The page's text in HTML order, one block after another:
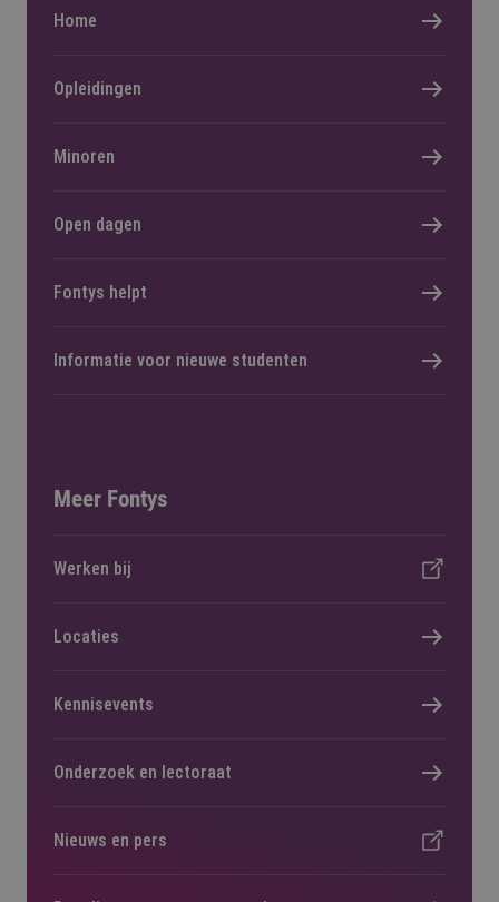
Home
Opleidingen
Minoren
Open dagen
Fontys helpt
Informatie voor nieuwe studenten
Meer Fontys
Werken bij
Locaties
Kennisevents
Onderzoek en lectoraat
Nieuws en pers